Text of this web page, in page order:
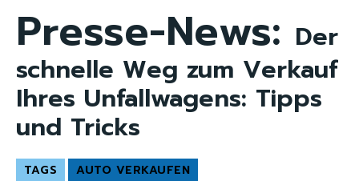
Presse-News: Der
schnelle Weg zum Verkauf
Ihres Unfallwagens: Tipps
und Tricks
TAGS
AUTO VERKAUFEN